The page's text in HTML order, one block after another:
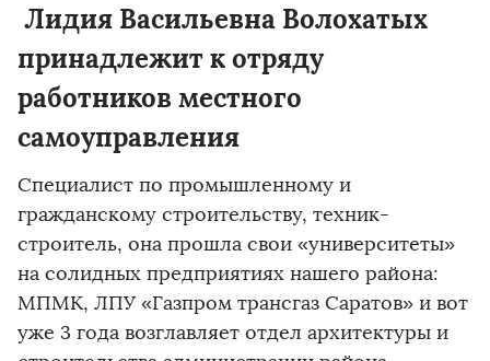
Лидия Васильевна Волохатых
принадлежит к отряду
работников местного
самоуправления
Специалист по промышленному и
гражданскому строительству, техник-
строитель, она прошла свои «университеты»
на солидных предприятиях нашего района:
МПМК, ЛПУ «Газпром трансгаз Саратов» и вот
уже 3 года возглавляет отдел архитектуры и